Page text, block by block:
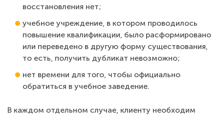
восстановления нет;
учебное учреждение, в котором проводилось
повышение квалификации, было расформировано
или переведено в другую форму существования,
то есть, получить дубликат невозможно;
нет времени для того, чтобы официально
обратиться в учебное заведение.
В каждом отдельном случае, клиенту необходим